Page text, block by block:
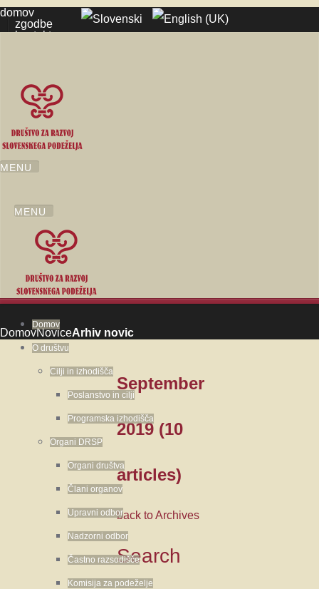
domov
zgodbe
kontakt
Domov
O društvu
Cilji in izhodišča
Poslanstvo in cilji
Programska izhodišča
Organi DRSP
Organi društva
Člani organov
Upravni odbor
Nadzorni odbor
Častno razsodišče
Komisija za podeželje
DomovNoviceArhiv novic
September
2019 (10
articles)
back to Archives
Search